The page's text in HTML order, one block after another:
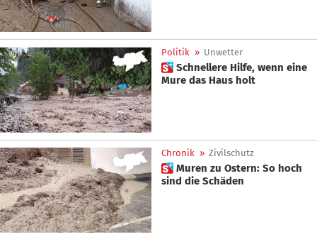
Politik » Unwetter
 Schnellere Hilfe, wenn eine
Mure das Haus holt
Chronik » Zivilschutz
 Muren zu Ostern: So hoch
sind die Schäden